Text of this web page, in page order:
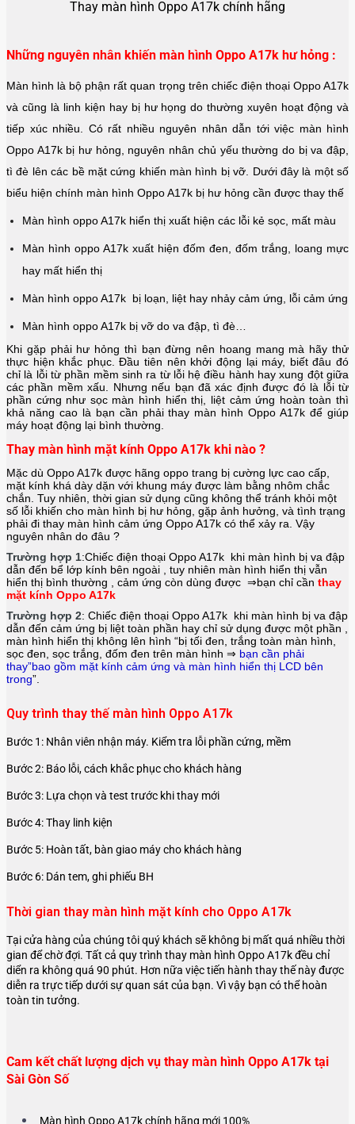
Thay màn hình Oppo A17k chính hãng
Những nguyên nhân khiến màn hình Oppo A17k hư hỏng :
Màn hình là bộ phận rất quan trọng trên chiếc điện thoại Oppo A17k
và cũng là linh kiện hay bị hư họng do thường xuyên hoạt động và
tiếp xúc nhiều. Có rất nhiều nguyên nhân dẫn tới việc màn hình
Oppo A17k bị hư hỏng, nguyên nhân chủ yếu thường do bị va đập,
tì đè lên các bề mặt cứng khiến màn hình bị vỡ. Dưới đây là một số
biểu hiện chính màn hình Oppo A17k bị hư hỏng cần được thay thế
Màn hình oppo A17k hiển thị xuất hiện các lỗi kẻ sọc, mất màu
Màn hình oppo A17k xuất hiện đốm đen, đốm trắng, loang mực
hay mất hiển thị
Màn hình oppo A17k bị loạn, liệt hay nhảy cảm ứng, lỗi cảm ứng
Màn hình oppo A17k bị vỡ do va đập, tì đè…
Khi gặp phải hư hỏng thì bạn đừng nên hoang mang mà hãy thử
thực hiện khắc phục. Đầu tiên nên khởi động lại máy, biết đâu đó
chỉ là lỗi từ phần mềm sinh ra từ lỗi hệ điều hành hay xung đột giữa
các phần mềm xấu. Nhưng nếu bạn đã xác định được đó là lỗi từ
phần cứng như sọc màn hình hiển thị, liệt cảm ứng hoàn toàn thì
khả năng cao là bạn cần phải thay màn hìnhOppo A17k để giúp
máy hoạt động lại bình thường.
Thay màn hình mặt kính Oppo A17k khi nào ?
Mặc dù Oppo A17k được hãng oppo trang bị cường lực cao cấp,
mặt kính khá dày dặn với khung máy được làm bằng nhôm chắc
chắn. Tuy nhiên, thời gian sử dụng cũng không thể tránh khỏi một
số lỗi khiến cho màn hình bị hư hỏng, gặp ảnh hưởng, và tình trạng
phải đi thay màn hình cảm ứng Oppo A17k có thể xảy ra. Vậy
nguyên nhân do đâu ?
Trường hợp 1:Chiếc điện thoại Oppo A17k khi màn hình bị va đập
dẫn đến bể lớp kính bên ngoài , tuy nhiên màn hình hiển thị vẫn
hiển thị bình thường , cảm ứng còn dùng được ⇒bạn chỉ cần thay
mặt kính Oppo A17k
Trường hợp 2: Chiếc điện thoại Oppo A17k khi màn hình bị va đập
dẫn đến cảm ứng bị liệt toàn phần hay chỉ sử dụng được một phần ,
màn hình hiển thị không lên hình “bị tối đen, trắng toàn màn hình,
sọc đen, sọc trắng, đốm đen trên màn hình ⇒ bạn cần phải
thay”bao gồm mặt kính cảm ứng và màn hình hiển thị LCD bên
trong”.
Quy trình thay thế màn hình Oppo A17k
Bước 1: Nhân viên nhận máy. Kiểm tra lỗi phần cứng, mềm
Bước 2: Báo lỗi, cách khắc phục cho khách hàng
Bước 3: Lựa chọn và test trước khi thay mới
Bước 4: Thay linh kiện
Bước 5: Hoàn tất, bàn giao máy cho khách hàng
Bước 6: Dán tem, ghi phiếu BH
Thời gian thay màn hình mặt kính cho Oppo A17k
Tại cửa hàng của chúng tôi quý khách sẽ không bị mất quá nhiều thời
gian để chờ đợi. Tất cả quy trình thay màn hình Oppo A17k đều chỉ
diển ra không quá 90 phút. Hơn nữa việc tiến hành thay thế này được
diễn ra trực tiếp dưới sự quan sát của bạn. Vì vậy bạn có thể hoàn
toàn tin tưởng.
Cam kết chất lượng dịch vụ thay màn hình Oppo A17k tại
Sài Gòn Số
Màn hình Oppo A17k chính hãng mới 100%